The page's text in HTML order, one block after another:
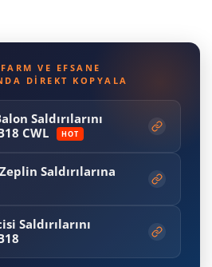
VE EFSANE
DIREKT KOPYALA
Saldırılarını
CWL
HOT
Saldırılarına
Saldırılarını